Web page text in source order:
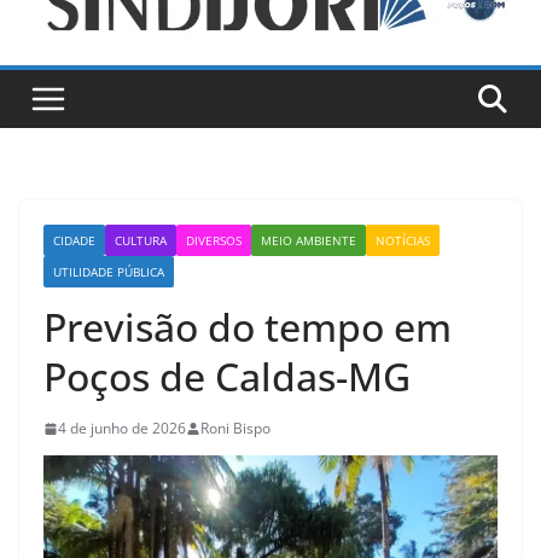
CIDADE CULTURA DIVERSOS MEIO AMBIENTE
NOTÍCIAS
UTILIDADE PÚBLICA
Previsão do tempo em
Poços de Caldas-MG
4 de junho de 2026 Roni Bispo